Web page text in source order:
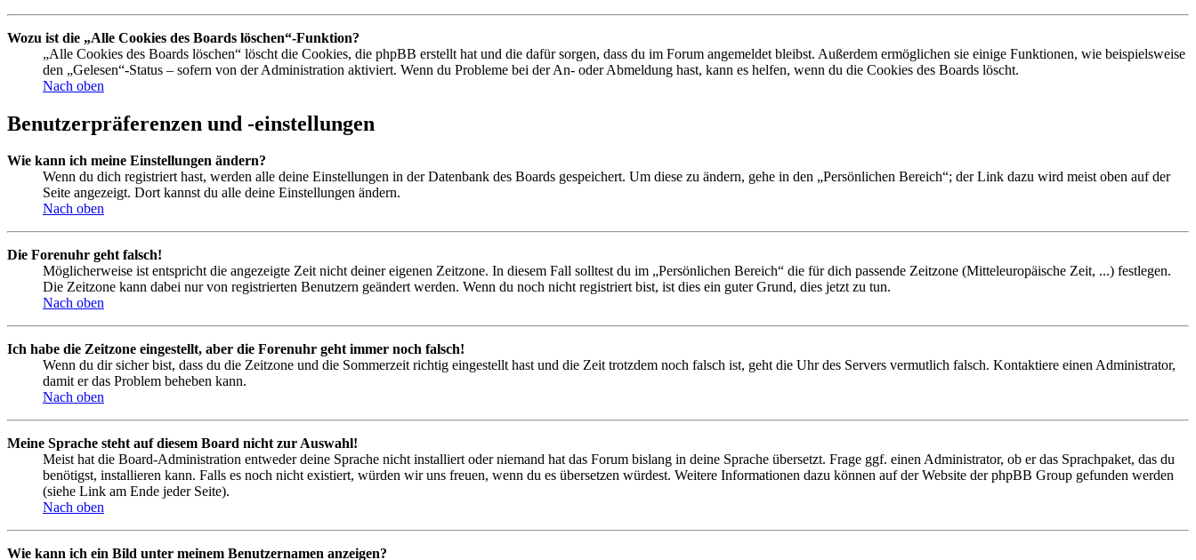
Wozu ist die „Alle Cookies des Boards löschen“-Funktion?
„Alle Cookies des Boards löschen“ löscht die Cookies, die phpBB erstellt hat und die dafür sorgen, dass du im Forum angemeldet bleibst. Außerdem ermöglichen sie einige Funktionen, wie beispielsweise
den „Gelesen“-Status – sofern von der Administration aktiviert. Wenn du Probleme bei der An- oder Abmeldung hast, kann es helfen, wenn du die Cookies des Boards löscht.
Nach oben
Benutzerpräferenzen und -einstellungen
Wie kann ich meine Einstellungen ändern?
Wenn du dich registriert hast, werden alle deine Einstellungen in der Datenbank des Boards gespeichert. Um diese zu ändern, gehe in den „Persönlichen Bereich“; der Link dazu wird meist oben auf der
Seite angezeigt. Dort kannst du alle deine Einstellungen ändern.
Nach oben
Die Forenuhr geht falsch!
Möglicherweise ist entspricht die angezeigte Zeit nicht deiner eigenen Zeitzone. In diesem Fall solltest du im „Persönlichen Bereich“ die für dich passende Zeitzone (Mitteleuropäische Zeit, ...) festlegen.
Die Zeitzone kann dabei nur von registrierten Benutzern geändert werden. Wenn du noch nicht registriert bist, ist dies ein guter Grund, dies jetzt zu tun.
Nach oben
Ich habe die Zeitzone eingestellt, aber die Forenuhr geht immer noch falsch!
Wenn du dir sicher bist, dass du die Zeitzone und die Sommerzeit richtig eingestellt hast und die Zeit trotzdem noch falsch ist, geht die Uhr des Servers vermutlich falsch. Kontaktiere einen Administrator,
damit er das Problem beheben kann.
Nach oben
Meine Sprache steht auf diesem Board nicht zur Auswahl!
Meist hat die Board-Administration entweder deine Sprache nicht installiert oder niemand hat das Forum bislang in deine Sprache übersetzt. Frage ggf. einen Administrator, ob er das Sprachpaket, das du
benötigst, installieren kann. Falls es noch nicht existiert, würden wir uns freuen, wenn du es übersetzen würdest. Weitere Informationen dazu können auf der Website der phpBB Group gefunden werden
(siehe Link am Ende jeder Seite).
Nach oben
Wie kann ich ein Bild unter meinem Benutzernamen anzeigen?